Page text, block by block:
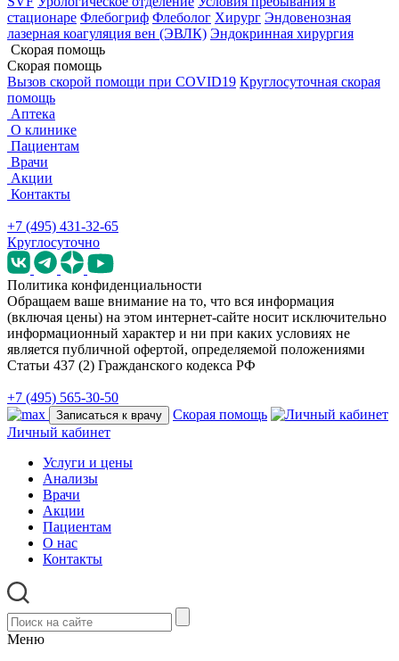
стационаре Флебогриф Флеболог Хирург Эндовенозная
лазерная коагуляция вен (ЭВЛК) Эндокринная хирургия
Скорая помощь
Скорая помощь
Вызов скорой помощи при COVID19 Круглосуточная скорая
помощь
Аптека
О клинике
Пациентам
Врачи
Акции
Контакты
+7 (495) 431-32-65
Круглосуточно
Политика конфиденциальности
Обращаем ваше внимание на то, что вся информация
(включая цены) на этом интернет-сайте носит исключительно
информационный характер и ни при каких условиях не
является публичной офертой, определяемой положениями
Статьи 437 (2) Гражданского кодекса РФ
+7 (495) 565-30-50
Записаться к врачу
Скорая помощь
Личный кабинет
Услуги и цены
Анализы
Врачи
Акции
Пациентам
О нас
Контакты
Меню